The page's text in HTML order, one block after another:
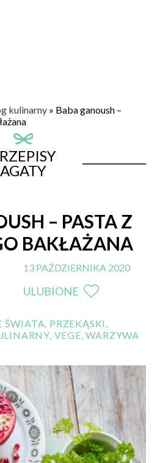
kulinarny » Baba ganoush –
AGATY
– PASTA Z
BAKŁAŻANA
13 PAŹDZIERNIKA 2020
ULUBIONE
ŚWIATA, PRZEKĄSKI ,
, VEGE,WARZYWA